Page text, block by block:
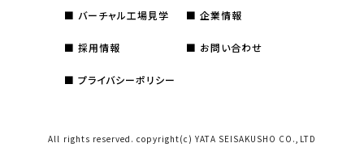
バーチャル工場見学 企業情報
採用情報 お問い合わせ
プライバシーポリシー
All rights reserved. copyright(c) YATA SEISAKUSHO CO.,LTD